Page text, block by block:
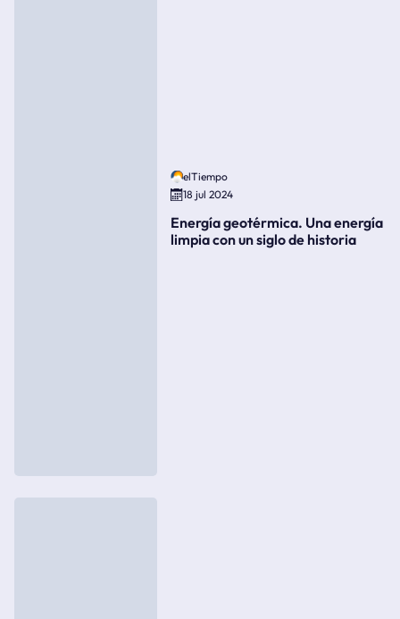
elTiempo
18 jul 2024
Energía geotérmica. Una energía
limpia con un siglo de historia